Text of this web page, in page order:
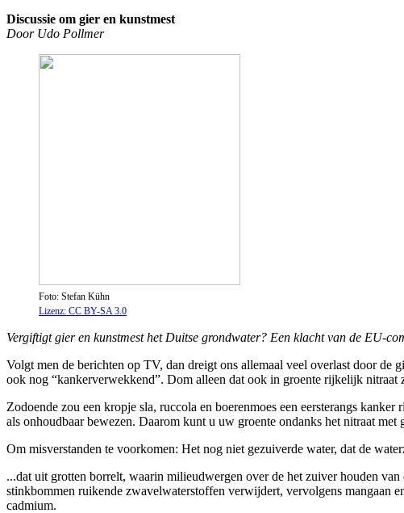
Discussie om gier en kunstmest
Door Udo Pollmer
Foto: Stefan Kühn
Lizenz: CC BY-SA 3.0
Vergiftigt gier en kunstmest het Duitse grondwater? Een klacht van de EU-
Volgt men de berichten op TV, dan dreigt ons allemaal veel overlast door
ook nog “kankerverwekkend”. Dom alleen dat ook in groente rijkelijk nitraat
Zodoende zou een kropje sla, ruccola en boerenmoes een eersterangs
als onhoudbaar bewezen. Daarom kunt u uw groente ondanks het nitraat met
Om misverstanden te voorkomen: Het nog niet gezuiverde water, dat de
...dat uit grotten borrelt, waarin milieudwergen over de het zuiver houden
stinkbommen ruikende zwavelwaterstoffen verwijdert, vervolgens mangaan
cadmium.